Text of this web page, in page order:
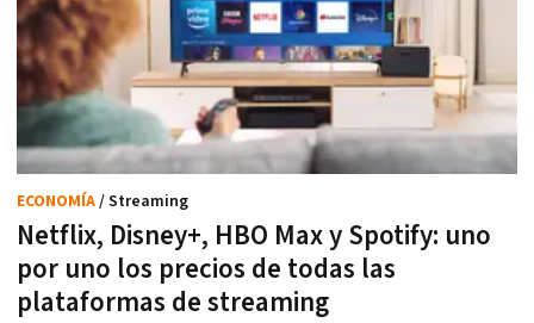
Netflix, Disney+, HBO Max y Spotify: uno
por uno los precios de todas las
plataformas de streaming
ECONOMÍA/ Streaming